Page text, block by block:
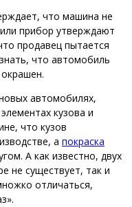
что машина не
прибор утверждают
продавец пытается
что автомобиль
автомобилях,
кузова и
что кузов
а покраска
А как известно, двух
не существует, так и
отличаться,